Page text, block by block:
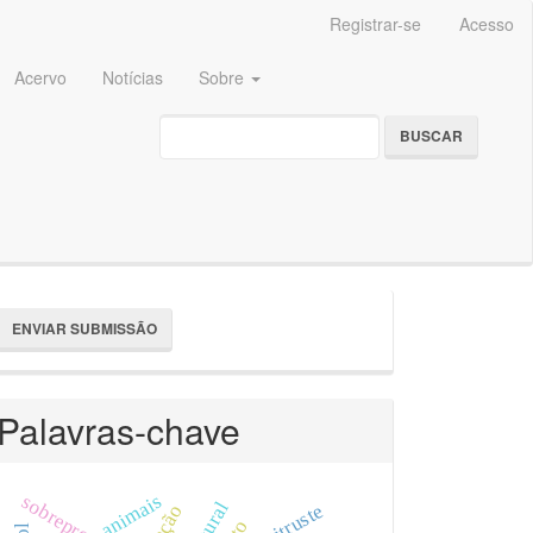
Registrar-se Acesso
Acervo Notícias Sobre
BUSCAR
ENVIAR SUBMISSÃO
Palavras-chave
animais